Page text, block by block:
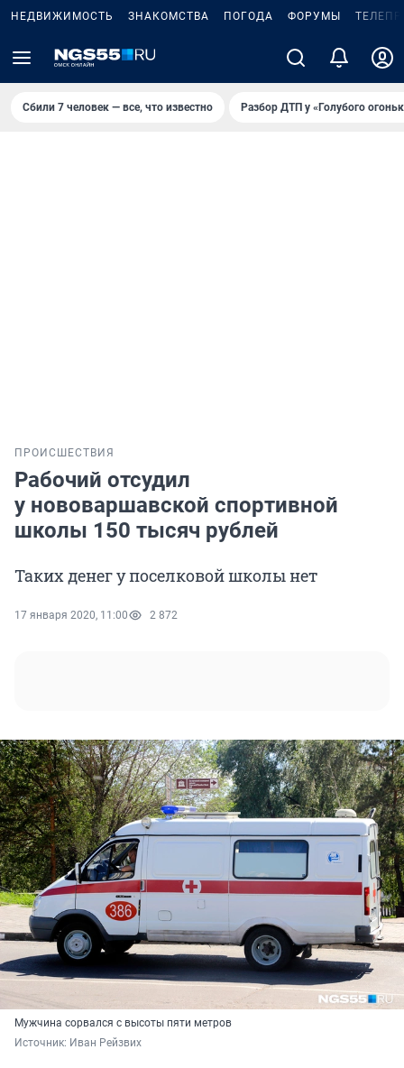
НЕДВИЖИМОСТЬ ЗНАКОМСТВА ПОГОДА ФОРУМЫ
Сбили 7 человек — все, что известно Разбор ДТП у «Голубого
ПРОИСШЕСТВИЯ
Рабочий отсудил
у нововаршавской спортивной
школы 150 тысяч рублей
Таких денег у поселковой школы нет
17 января 2020, 11:00 2 872
Мужчина сорвался с высоты пяти метров
Источник: Иван Рейзвих